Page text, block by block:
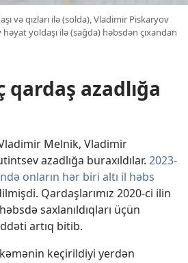
və qızları ilə (solda), Vladimir Piskaryov
yoldaşı ilə (sağda) həbsdən çıxandan
qardaş azadlığa
Melnik, Vladimir
azadlığa buraxıldılar. 2023-
onların hər biri altı il həbs
Qardaşlarımız 2020-ci ilin
saxlanıldıqları üçün
artıq bitib.
keçirildiyi yerdən